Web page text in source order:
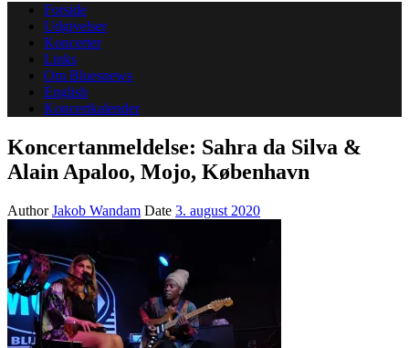
Forside
Udgivelser
Koncerter
Links
Om Bluesnews
English
Koncertkalender
Koncertanmeldelse: Sahra da Silva &
Alain Apaloo, Mojo, København
AuthorJakob Wandam Date 3. august 2020